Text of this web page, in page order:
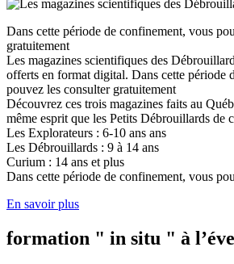
Dans cette période de confinement, vous
gratuitement
Les magazines scientifiques des
offerts en format digital. Dans cette période
pouvez les consulter gratuitement
Découvrez ces trois magazines faits au
même esprit que les Petits Débrouillards de
Les Explorateurs : 6-10 ans ans
Les Débrouillards : 9 à 14 ans
Curium : 14 ans et plus
Dans cette période de confinement, vous
En savoir plus
formation " in situ " à